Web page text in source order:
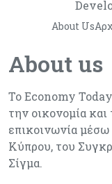
About us
Το Economy
την οικονομία και
επικοινωνία
Κύπρου, του
Σίγμα.
About Us